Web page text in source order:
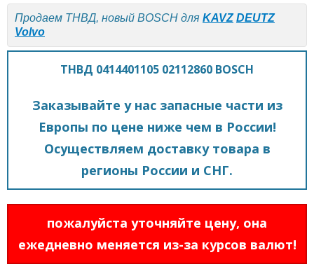
Продаем ТНВД, новый BOSCH для KAVZ DEUTZ
Volvo
ТНВД 0414401105 02112860 BOSCH
Заказывайте у нас запасные части из
Европы по цене ниже чем в России!
Осуществляем доставку товара в
регионы России и СНГ.
пожалуйста уточняйте цену, она
ежедневно меняется из-за курсов валют!